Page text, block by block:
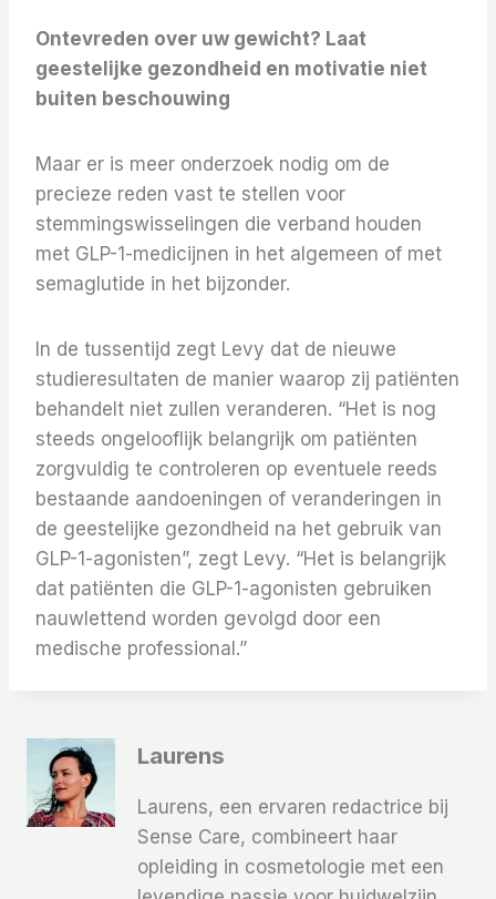
Ontevreden over uw gewicht? Laat
geestelijke gezondheid en motivatie niet
buiten beschouwing
Maar er is meer onderzoek nodig om de
precieze reden vast te stellen voor
stemmingswisselingen die verband houden
met GLP-1-medicijnen in het algemeen of met
semaglutide in het bijzonder.
In de tussentijd zegt Levy dat de nieuwe
studieresultaten de manier waarop zij patiënten
behandelt niet zullen veranderen. “Het is nog
steeds ongelooflijk belangrijk om patiënten
zorgvuldig te controleren op eventuele reeds
bestaande aandoeningen of veranderingen in
de geestelijke gezondheid na het gebruik van
GLP-1-agonisten”, zegt Levy. “Het is belangrijk
dat patiënten die GLP-1-agonisten gebruiken
nauwlettend worden gevolgd door een
medische professional.”
Laurens
Laurens, een ervaren redactrice bij
Sense Care, combineert haar
opleiding in cosmetologie met een